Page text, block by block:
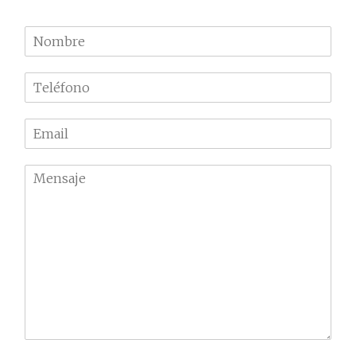
N
o
m
r
e
l
f
m
a
M